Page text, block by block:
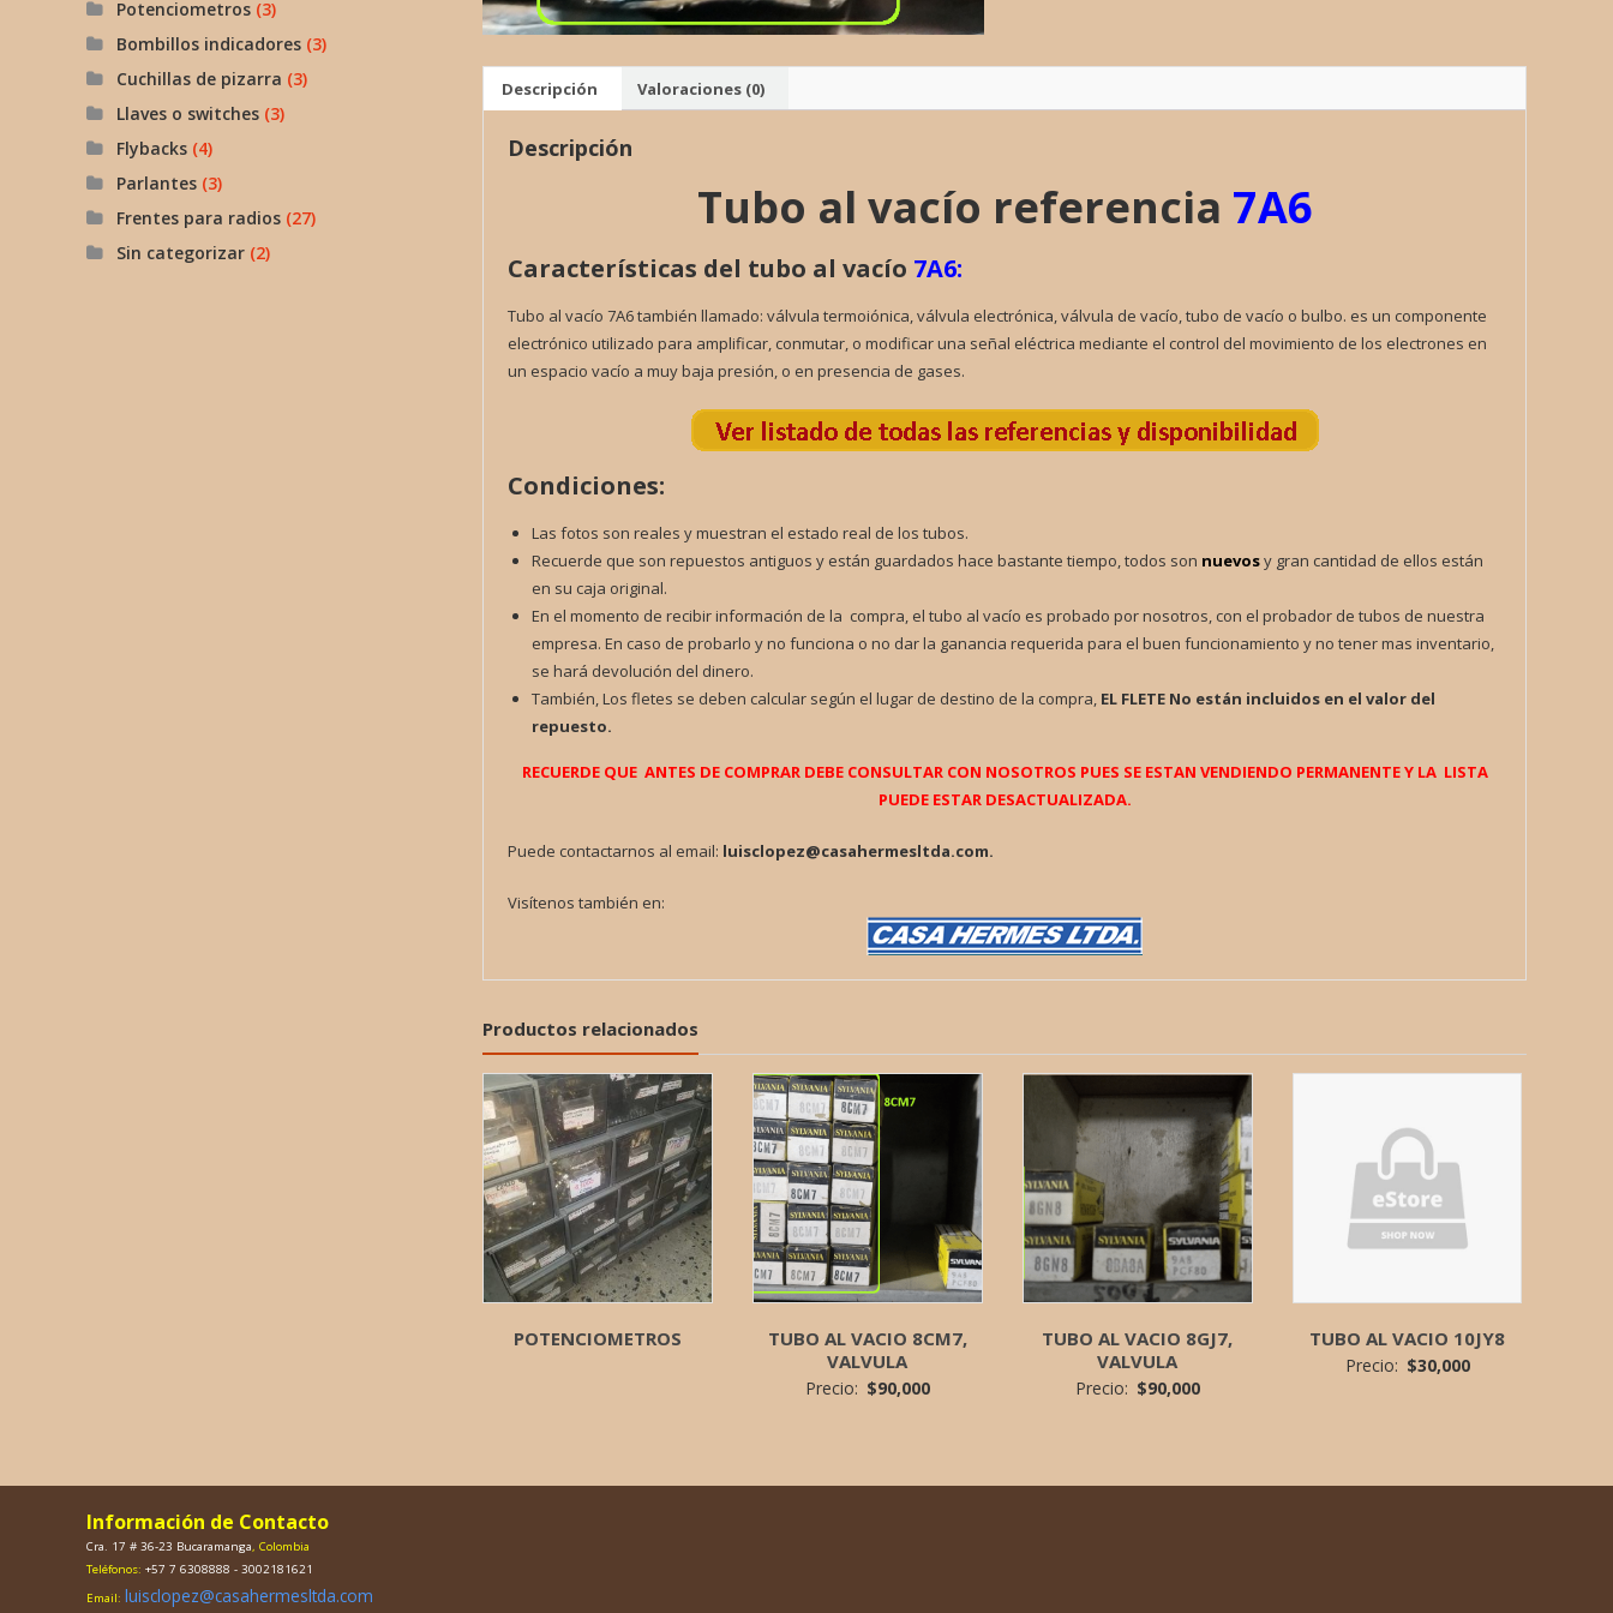
Descripción Valoraciones (0)
Descripción
Tubo al vacío referencia 7A6
Características del tubo al vacío 7A6:
Tubo al vacío 7A6 también llamado: válvula termoiónica, válvula electrónica, válvula de vacío, tubo de vacío o bulbo. es un componente
electrónico utilizado para amplificar, conmutar, o modificar una señal eléctrica mediante el control del movimiento de los electrones en
un espacio vacío a muy baja presión, o en presencia de gases.
Condiciones:
Las fotos son reales y muestran el estado real de los tubos.
Recuerde que son repuestos antiguos y están guardados hace bastante tiempo, todos son nuevosy gran cantidad de ellos están
en su caja original.
En el momento de recibir información de la compra, el tubo al vacío es probado por nosotros, con el probador de tubos de nuestra
empresa. En caso de probarlo y no funciona o no dar la ganancia requerida para el buen funcionamiento y no tener mas inventario,
se hará devolución del dinero.
También, Los fletes se deben calcular según el lugar de destino de la compra, EL FLETE No están incluidos en el valor del
repuesto.
RECUERDE QUE ANTES DE COMPRAR DEBE CONSULTAR CON NOSOTROS PUES SE ESTAN VENDIENDO PERMANENTE Y LA LISTA
PUEDE ESTAR DESACTUALIZADA.
Puede contactarnos al email: luisclopez@casahermesltda.com.
Visítenos también en:
Productos relacionados
POTENCIOMETROS
TUBO AL VACIO 8CM7,
VALVULA
Precio: $90,000
TUBO AL VACIO 8GJ7,
VALVULA
Precio: $90,000
TUBO AL VACIO 10JY8
Precio: $30,000
Potenciometros (3)
Bombillos indicadores (3)
Cuchillas de pizarra (3)
Llaves o switches (3)
Flybacks (4)
Parlantes (3)
Frentes para radios (27)
Sin categorizar (2)
Información de Contacto
Cra. 17 # 36-23 Bucaramanga, Colombia
Teléfonos:+57 7 6308888 - 3002181621
Email: luisclopez@casahermesltda.com